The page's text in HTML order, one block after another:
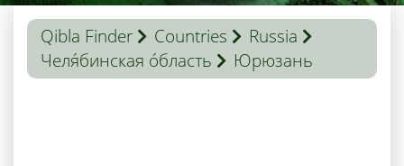
Qibla Finder Countries
Russia
Челя́бинская о́бласть
Юрюзань